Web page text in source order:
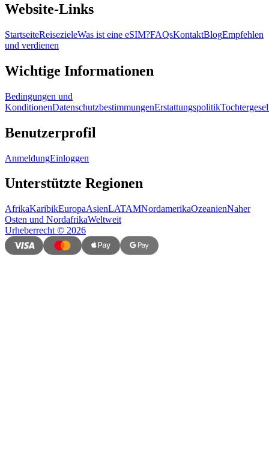
Website-Links
StartseiteReisezieleWas ist eine eSIM?FAQsKontaktBlogEmpfehlen
und verdienen
Wichtige Informationen
Bedingungen und
KonditionenDatenschutzbestimmungenErstattungspolitik
Benutzerprofil
AnmeldungEinloggen
Unterstützte Regionen
AfrikaKaribikEuropaAsienLATAMNordamerikaOzeanienNaher
Osten und NordafrikaWeltweit
Urheberrecht © 2026